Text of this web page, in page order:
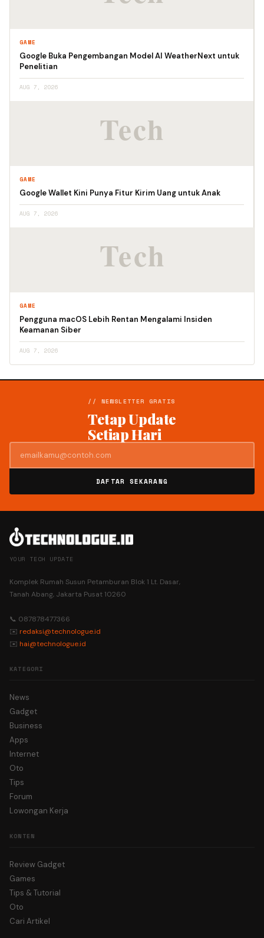
GAME
Google Buka Pengembangan Model AI WeatherNext untuk
Penelitian
AUG 7, 2026
GAME
Google Wallet Kini Punya Fitur Kirim Uang untuk Anak
AUG 7, 2026
GAME
Pengguna macOS Lebih Rentan Mengalami Insiden
Keamanan Siber
AUG 7, 2026
// NEWSLETTER GRATIS
Tetap Update
Setiap Hari
DAFTAR SEKARANG
YOUR TECH UPDATE
Komplek Rumah Susun Petamburan Blok 1 Lt. Dasar,
Tanah Abang, Jakarta Pusat 10260
📞 087878477366
✉️ redaksi@technologue.id
✉️ hai@technologue.id
KATEGORI
News
Gadget
Business
Apps
Internet
Oto
Tips
Forum
Lowongan Kerja
KONTEN
Review Gadget
Games
Tips & Tutorial
Oto
Cari Artikel